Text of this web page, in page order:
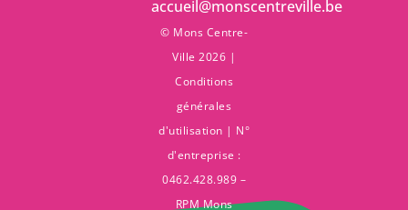
accueil@monscentreville.be
© Mons Centre-
Ville 2026 |
Conditions
générales
d'utilisation | N°
d'entreprise :
0462.428.989 –
RPM Mons